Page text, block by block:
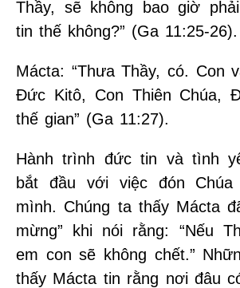
Thầy, sẽ không bao giờ
tin thế không?” (Ga 11:25-26).
Mácta: “Thưa Thầy, có. Con
Đức Kitô, Con Thiên Chúa,
thế gian” (Ga 11:27).
Hành trình đức tin và tình
bắt đầu với việc đón
mình. Chúng ta thấy Mácta
mừng” khi nói rằng: “Nếu
em con sẽ không chết.”
thấy Mácta tin rằng nơi đâu